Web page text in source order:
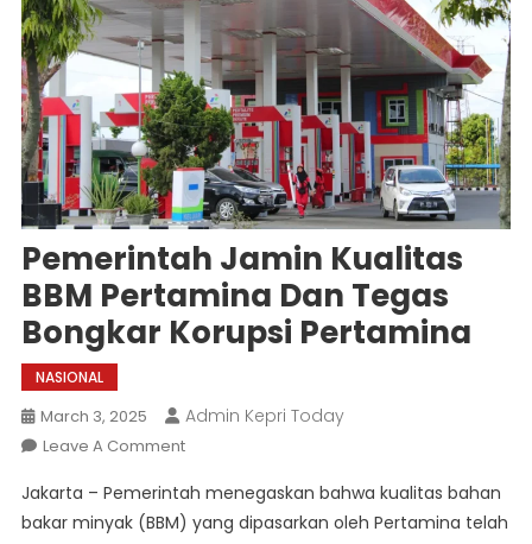
Pemerintah Jamin Kualitas
BBM Pertamina Dan Tegas
Bongkar Korupsi Pertamina
NASIONAL
March 3, 2025 Admin Kepri Today
Leave A CommentOn
Jamin
Kualitas
Jakarta – Pemerintah menegaskan bahwa kualitas bahan
bakar minyak (BBM) yang dipasarkan oleh Pertamina telah